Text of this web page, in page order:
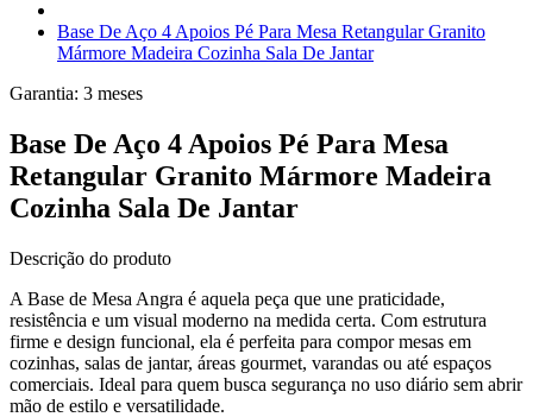
Base De Aço 4 Apoios Pé Para Mesa Retangular Granito
Mármore Madeira Cozinha Sala De Jantar
Garantia: 3 meses
Base De Aço 4 Apoios Pé Para Mesa
Retangular Granito Mármore Madeira
Cozinha Sala De Jantar
Descrição do produto
A Base de Mesa Angra é aquela peça que une praticidade,
resistência e um visual moderno na medida certa. Com estrutura
firme e design funcional, ela é perfeita para compor mesas em
cozinhas, salas de jantar, áreas gourmet, varandas ou até espaços
comerciais. Ideal para quem busca segurança no uso diário sem abrir
mão de estilo e versatilidade.